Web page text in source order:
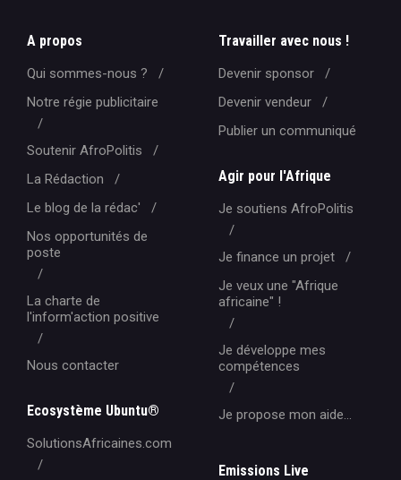
A propos
Qui sommes-nous ?
Notre régie publicitaire
Soutenir AfroPolitis
La Rédaction
Le blog de la rédac'
Nos opportunités de
poste
La charte de
l'inform'action positive
Nous contacter
Ecosystème Ubuntu®
SolutionsAfricaines.com
Travailler avec nous !
Devenir sponsor
Devenir vendeur
Publier un communiqué
Agir pour l'Afrique
Je soutiens AfroPolitis
Je finance un projet
Je veux une "Afrique
africaine" !
Je développe mes
compétences
Je propose mon aide...
Emissions Live